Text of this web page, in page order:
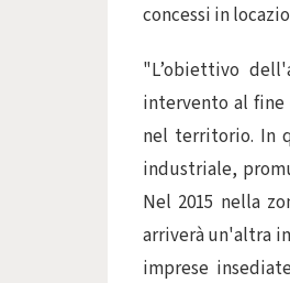
concessi in
"L’obiettivo
intervento al
nel territorio. In
industriale,
Nel 2015 nella
arriverà un'altra
imprese